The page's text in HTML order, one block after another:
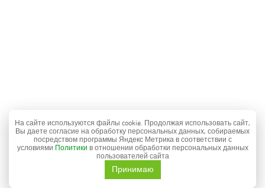
На сайте используются файлы cookie. Продолжая использовать сайт,
Вы даете согласие на обработку персональных данных, собираемых
посредством программы Яндекс Метрика в соответствии с
условиями Политики в отношении обработки персональных данных
пользователей сайта
Принимаю